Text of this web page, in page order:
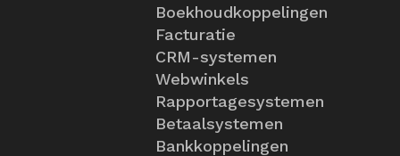
Boekhoudkoppelingen
Facturatie
CRM-systemen
Webwinkels
Rapportagesystemen
Betaalsystemen
Bankkoppelingen